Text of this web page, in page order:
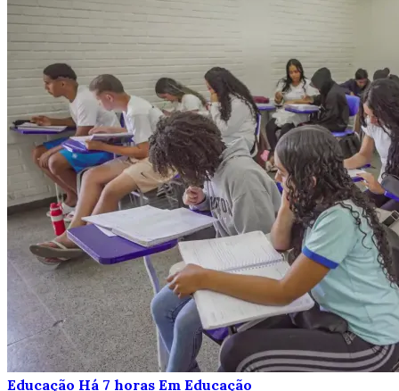
Educação Há 7 horas Em Educação